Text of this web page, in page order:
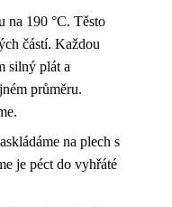
na 190 °C. Těsto
částí. Každou
silný plát a
průměru.
na plech s
je péct do vyhřáté